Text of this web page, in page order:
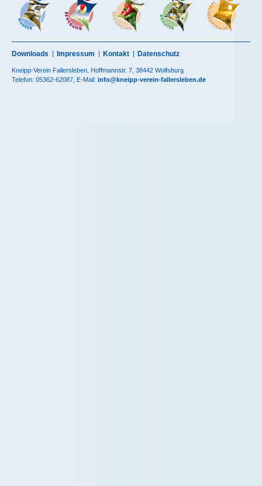
Downloads Impressum Kontakt Datenschutz
Kneipp-Verein Fallersleben, Hoffmannstr. 7, 38442 Wolfsburg
Telefon: 05362-62087, E-Mail: info@kneipp-verein-fallersleben.de